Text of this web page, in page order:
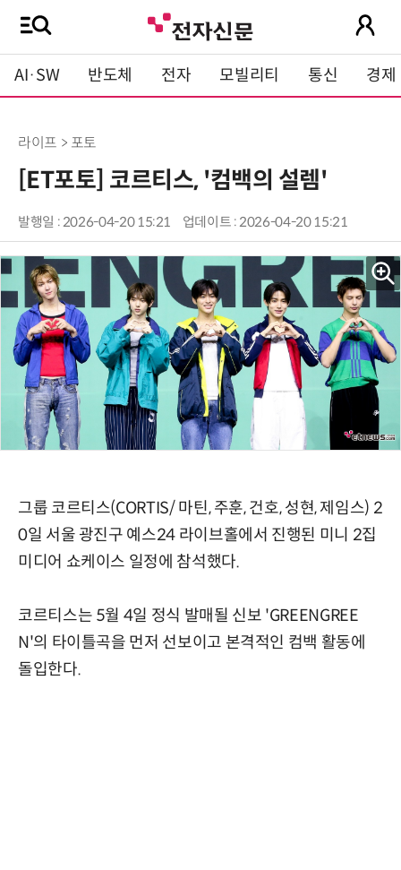
AI·SW 반도체 전자 모빌리티 통신 경제
라이프 > 포토
[ET포토] 코르티스, '컴백의 설렘'
발행일 : 2026-04-20 15:21 업데이트 : 2026-04-20 15:21
그룹 코르티스(CORTIS/ 마틴, 주훈, 건호, 성현, 제임스) 2
0일 서울 광진구 예스24 라이브홀에서 진행된 미니 2집
미디어 쇼케이스 일정에 참석했다.
코르티스는 5월 4일 정식 발매될 신보 'GREENGREE
N'의 타이틀곡을 먼저 선보이고 본격적인 컴백 활동에
돌입한다.